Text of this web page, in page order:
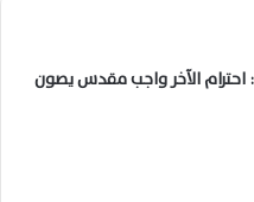
احترام الآخر واجب مقدس يصون